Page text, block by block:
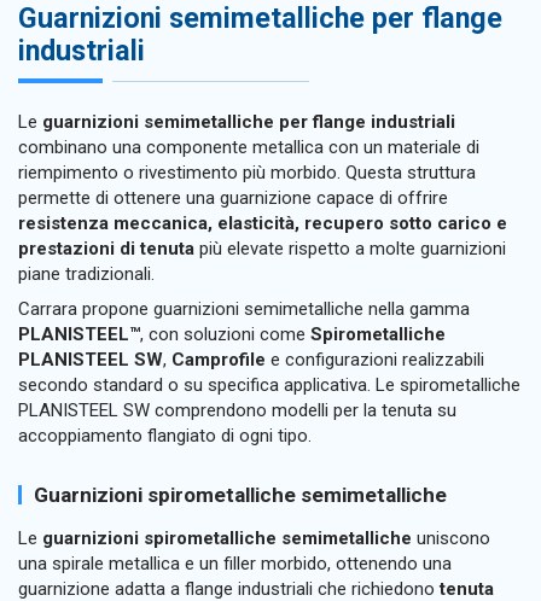
Guarnizioni semimetalliche per flange
industriali
Le guarnizioni semimetalliche per flange industriali
combinano una componente metallica con un materiale di
riempimento o rivestimento più morbido. Questa struttura
permette di ottenere una guarnizione capace di offrire
resistenza meccanica, elasticità, recupero sotto carico e
prestazioni di tenuta più elevate rispetto a molte guarnizioni
piane tradizionali.
Carrara propone guarnizioni semimetalliche nella gamma
PLANISTEEL™, con soluzioni come Spirometalliche
PLANISTEEL SW, Camprofile e configurazioni realizzabili
secondo standard o su specifica applicativa. Le spirometalliche
PLANISTEEL SW comprendono modelli per la tenuta su
accoppiamento flangiato di ogni tipo.
Guarnizioni spirometalliche semimetalliche
Le guarnizioni spirometalliche semimetalliche uniscono
una spirale metallica e un filler morbido, ottenendo una
guarnizione adatta a flange industriali che richiedonotenuta